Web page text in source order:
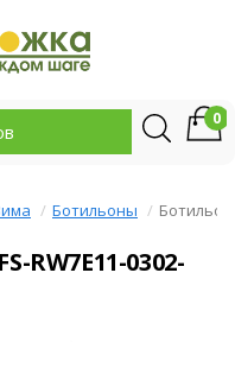
0
Ботильоны
RW7E11-0302-